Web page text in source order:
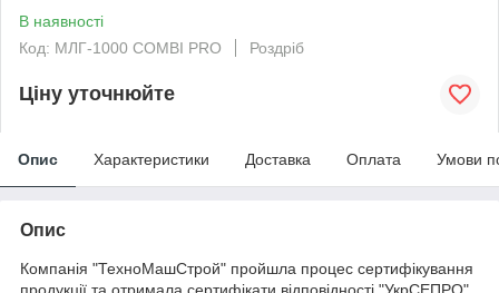
В наявності
Код: МЛГ-1000 COMBI PRO
Роздріб
Ціну уточнюйте
Опис Характеристики Доставка Оплата Умови
Опис
Компанія "ТехноМашСтрой" пройшла процес сертифікування
продукції та отримала сертифікати відповідності "УкрСЕПРО",